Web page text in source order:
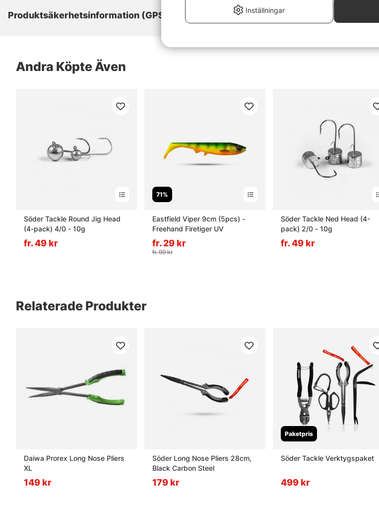
Produktsäkerhetsinformation (GPSR)
Andra Köpte Även
Söder Tackle Round Jig Head
(4-pack) 4/0 - 10g
fr. 49 kr
71%
Eastfield Viper 9cm (5pcs) -
Freehand Firetiger UV
fr. 29 kr
fr. 99 kr
Söder Tackle Ned Head (4-
pack) 2/0 - 10g
fr. 49 kr
Relaterade Produkter
Daiwa Prorex Long Nose Pliers
XL
149 kr
Söder Long Nose Pliers 28cm,
Black Carbon Steel
179 kr
Paketpris
Söder Tackle Verktygspaket
499 kr
Inställningar